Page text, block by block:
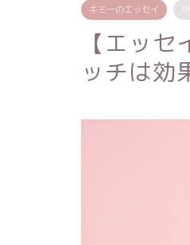
キミーのエッセイ
【エッ
ッチは効